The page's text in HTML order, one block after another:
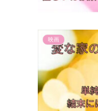
映画